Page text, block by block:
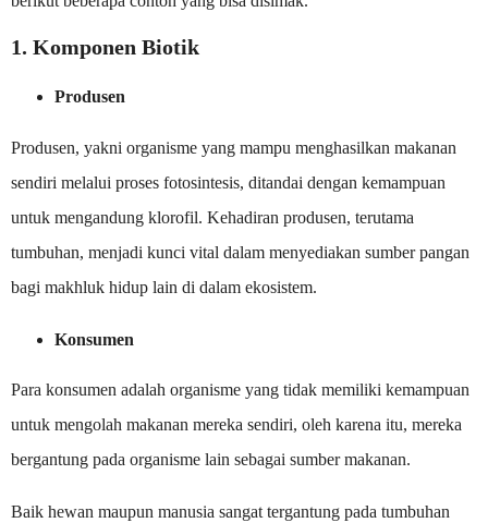
1. Komponen Biotik
Produsen
Produsen, yakni organisme yang mampu menghasilkan makanan
sendiri melalui proses fotosintesis, ditandai dengan kemampuan
untuk mengandung klorofil. Kehadiran produsen, terutama
tumbuhan, menjadi kunci vital dalam menyediakan sumber pangan
bagi makhluk hidup lain di dalam ekosistem.
Konsumen
Para konsumen adalah organisme yang tidak memiliki kemampuan
untuk mengolah makanan mereka sendiri, oleh karena itu, mereka
bergantung pada organisme lain sebagai sumber makanan.
Baik hewan maupun manusia sangat tergantung pada tumbuhan